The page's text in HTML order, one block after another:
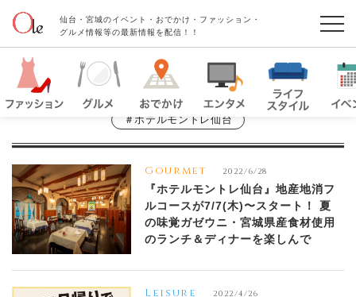
仙台・宮城のイベント・おでかけ・ファッション・
グルメ情報等の最新情報を配信！！
＃ホテルモントレ仙台
Gourmet 2022/6/28
『ホテルモントレ仙台』地産地消フ
ルコースが7/7(木)〜スタート！ 夏
の味覚ガゼウニ・宮城県産食材使用
のランチ＆ディナーを楽しんで
Leisure 2022/4/26